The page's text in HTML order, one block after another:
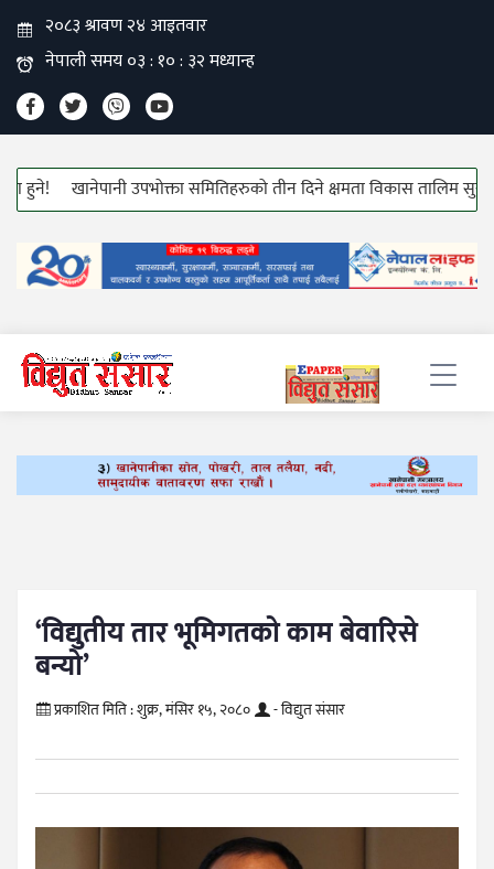
खानेपानी उपभोक्ता समितिहरुको तीन दिने क्षमता विकास तालिम सुरु!
‘विद्युतीय तार भूमिगतको काम बेवारिसे
बन्यो’
प्रकाशित मिति :शुक्र, मंसिर १५, २०८० - विद्युत संसार